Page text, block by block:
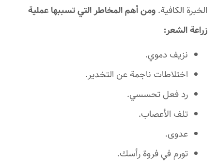
الخبرة الكافية. ومن أهم المخاطر التي تسببها عملية
زراعة الشعر:
نزيف دموي.
اختلاطات ناجمة عن التخدير.
رد فعل تحسسي.
تلف الأعصاب.
عدوى.
تورم في فروة رأسك.